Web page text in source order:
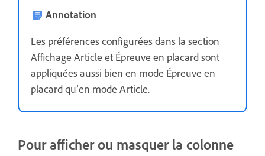
Annotation
Les préférences configurées dans la section
Affichage Article et Épreuve en placard sont
appliquées aussi bien en mode Épreuve en
placard qu’en mode Article.
Pour afficher ou masquer la colonne